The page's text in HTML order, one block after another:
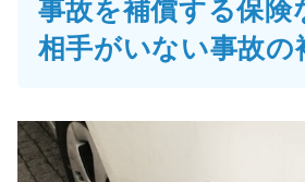
事故を補償する保険
相手がいない事故の